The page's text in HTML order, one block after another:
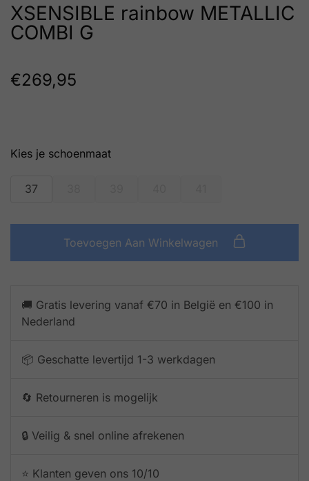
XSENSIBLE rainbow METALLIC
COMBI G
€269,95
schoenmaat
37
Toevoegen Aan Winkelwagen
🚚 Gratis levering vanaf €70 in België en €100 in
Nederland
📦 Geschatte levertijd 1-3 werkdagen
🔄 Retourneren is mogelijk
🔒 Veilig & snel online afrekenen
⭐️ Klanten geven ons 10/10